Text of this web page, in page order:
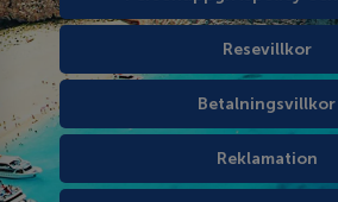
Resevillkor
Betalningsvillkor
Reklamation